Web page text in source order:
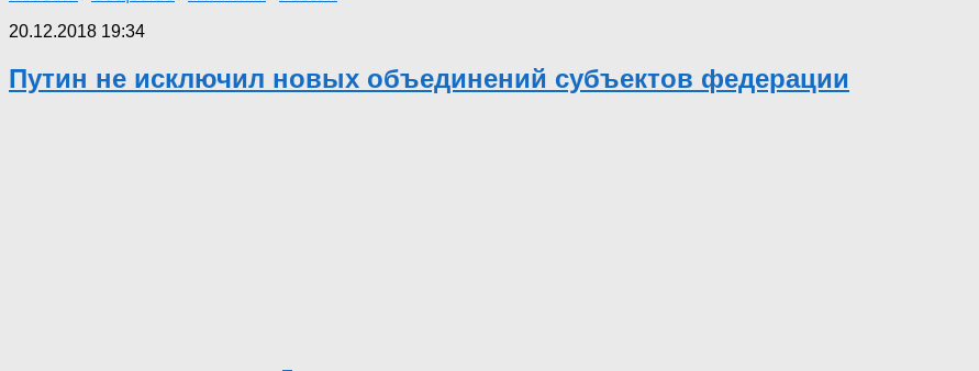
20.12.2018 19:34
Путин не исключил новых объединений субъектов федерации